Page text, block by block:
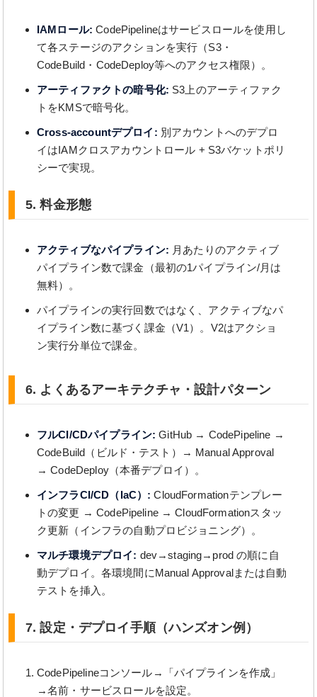
IAMロール: CodePipelineはサービスロールを使用し
て各ステージのアクションを実行（S3・
CodeBuild・CodeDeploy等へのアクセス権限）。
アーティファクトの暗号化: S3上のアーティファク
トをKMSで暗号化。
Cross-accountデプロイ: 別アカウントへのデプロ
イはIAMクロスアカウントロール + S3バケットポリ
シーで実現。
5. 料金形態
アクティブなパイプライン: 月あたりのアクティブ
パイプライン数で課金（最初の1パイプライン/月は
無料）。
パイプラインの実行回数ではなく、アクティブなパ
イプライン数に基づく課金（V1）。V2はアクショ
ン実行分単位で課金。
6. よくあるアーキテクチャ・設計パターン
フルCI/CDパイプライン: GitHub → CodePipeline →
CodeBuild（ビルド・テスト）→ Manual Approval
→ CodeDeploy（本番デプロイ）。
インフラCI/CD（IaC）: CloudFormationテンプレー
トの変更 → CodePipeline → CloudFormationスタッ
ク更新（インフラの自動プロビジョニング）。
マルチ環境デプロイ: dev→staging→prod の順に自
動デプロイ。各環境間にManual Approvalまたは自動
テストを挿入。
7. 設定・デプロイ手順（ハンズオン例）
CodePipelineコンソール→「パイプラインを作成」
→名前・サービスロールを設定。